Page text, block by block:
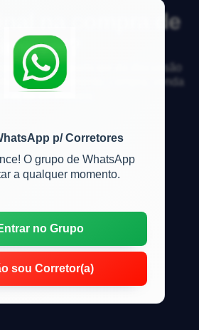
p/ Corretores
O grupo de WhatsApp
a qualquer momento.
no Grupo
sou Corretor(a)
na compra de
imóvel?
e participe da discussão
financiamento, compra, venda
de imóveis